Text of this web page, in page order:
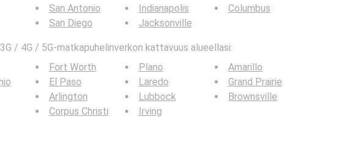
San Antonio
San Diego
Indianapolis
Jacksonville
Columbus
/ 4G / 5G-matkapuhelinverkon kattavuus alueellasi:
Fort Worth
El Paso
Arlington
Corpus Christi
Plano
Laredo
Lubbock
Irving
Amarillo
Grand Prairie
Brownsville